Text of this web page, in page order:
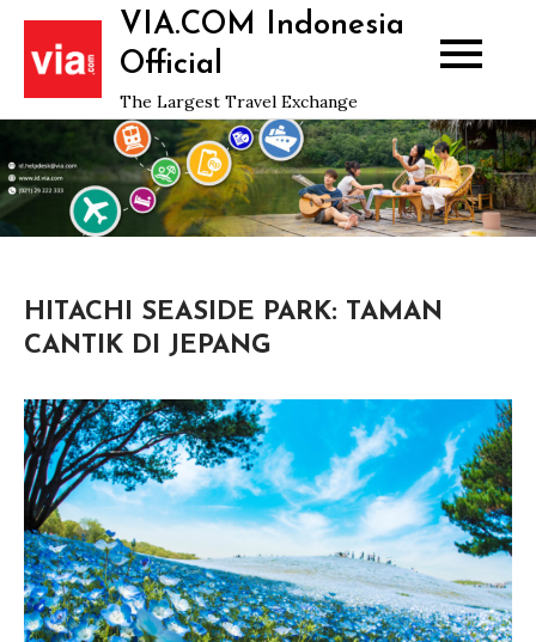
Skip
content
VIA.COM Indonesia
Official
The Largest Travel Exchange
HITACHI SEASIDE PARK: TAMAN
CANTIK DI JEPANG